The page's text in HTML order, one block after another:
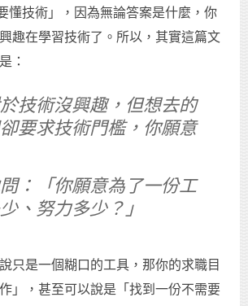
懂技術」，因為無論答案是什麼，你
趣在學習技術了。所以，其實這篇文
：
於技術沒興趣，但想去的
要求技術門檻，你願意
：「你願意為了一份工
、努力多少？」
只是一個糊口的工具，那你的求職目
」，甚至可以說是「找到一份不需要